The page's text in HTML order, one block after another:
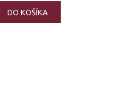
DO KOŠÍKA